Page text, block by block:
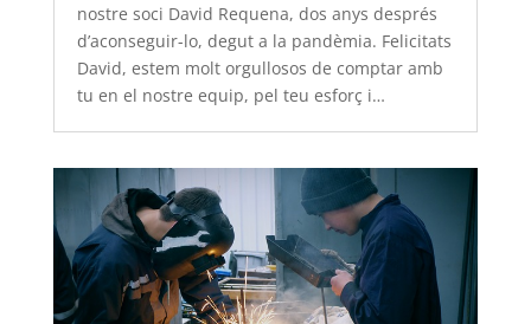
nostre soci David Requena, dos anys després
d’aconseguir-lo, degut a la pandèmia. Felicitats
David, estem molt orgullosos de comptar amb
tu en el nostre equip, pel teu esforç i…